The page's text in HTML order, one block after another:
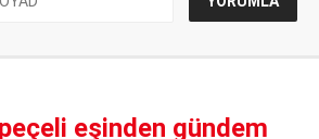
eşinden gündem